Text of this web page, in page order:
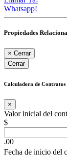
Whatsapp!
Propiedades
× Cerrar
Cerrar
Calculadora de
×
Valor inicial del
$
.00
Fecha de inicio del